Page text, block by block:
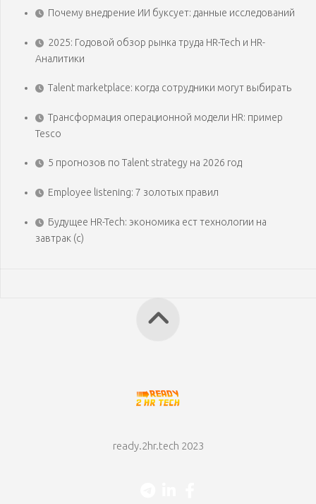
Почему внедрение ИИ буксует: данные исследований
2025: Годовой обзор рынка труда HR-Tech и HR-
Аналитики
Talent marketplace: когда сотрудники могут выбирать
Трансформация операционной модели HR: пример
Tesco
5 прогнозов по Talent strategy на 2026 год
Employee listening: 7 золотых правил
Будущее HR-Tech: экономика ест технологии на
завтрак (с)
ready.2hr.tech 2023